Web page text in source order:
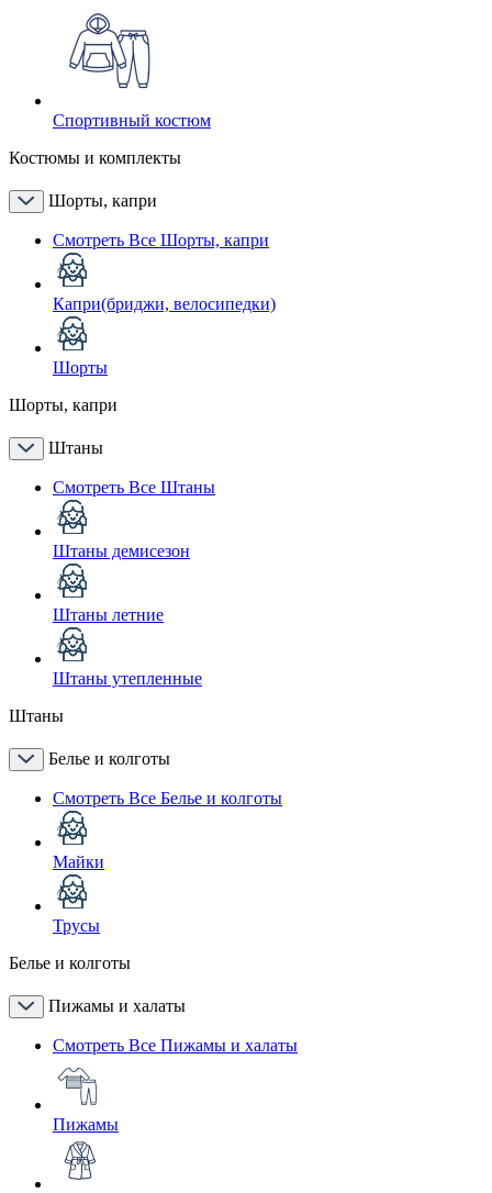
Спортивный костюм
Костюмы и комплекты
Шорты, капри
Смотреть Все Шорты, капри
Капри(бриджи, велосипедки)
Шорты
Шорты, капри
Штаны
Смотреть Все Штаны
Штаны демисезон
Штаны летние
Штаны утепленные
Штаны
Белье и колготы
Смотреть Все Белье и колготы
Майки
Трусы
Белье и колготы
Пижамы и халаты
Смотреть Все Пижамы и халаты
Пижамы